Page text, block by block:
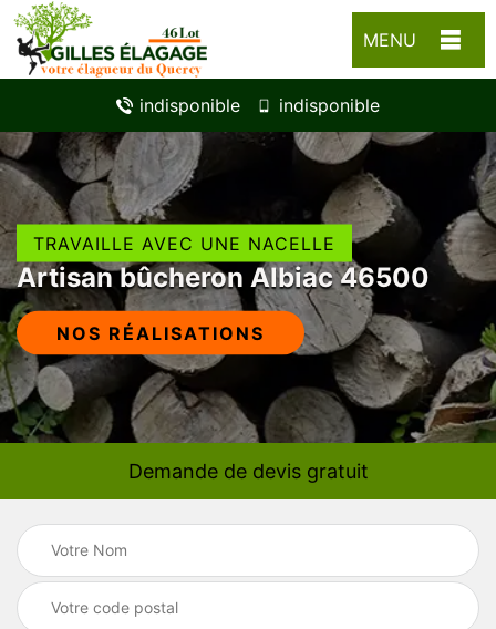
MENU
indisponible indisponible
TRAVAILLE AVEC UNE NACELLE
Artisan bûcheron Albiac 46500
NOS RÉALISATIONS
Demande de devis gratuit